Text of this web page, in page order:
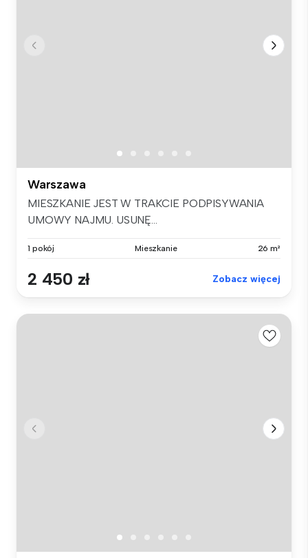
Warszawa
MIESZKANIE JEST W TRAKCIE PODPISYWANIA
UMOWY NAJMU. USUNĘ...
1 pokój Mieszkanie 26 m²
2 450 zł Zobacz więcej